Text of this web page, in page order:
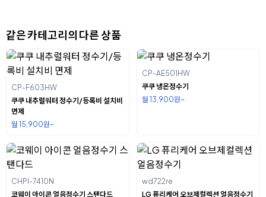
같은 카테고리의 다른 상품
CP-F603HW
쿠쿠 내추럴워터 정수기/등록비 설치비
면제
월 15,900원~
CP-AE501HW
쿠쿠 냉온정수기
월 13,900원~
CHPI-7410N
코웨이 아이콘 얼음정수기 스탠다드
wd722re
LG 퓨리케어 오브제컬렉션 얼음정수기